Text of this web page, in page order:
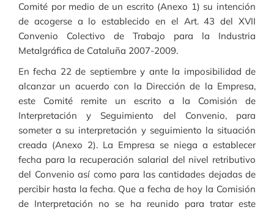
Comité por medio de un escrito (Anexo 1) su intención
de acogerse a lo establecido en el Art. 43 del XVII
Convenio Colectivo de Trabajo para la Industria
Metalgráfica de Cataluña 2007-2009.
En fecha 22 de septiembre y ante la imposibilidad de
alcanzar un acuerdo con la Dirección de la Empresa,
este Comité remite un escrito a la Comisión de
Interpretación y Seguimiento del Convenio, para
someter a su interpretación y seguimiento la situación
creada (Anexo 2). La Empresa se niega a establecer
fecha para la recuperación salarial del nivel retributivo
del Convenio así como para las cantidades dejadas de
percibir hasta la fecha. Que a fecha de hoy la Comisión
de Interpretación no se ha reunido para tratar este